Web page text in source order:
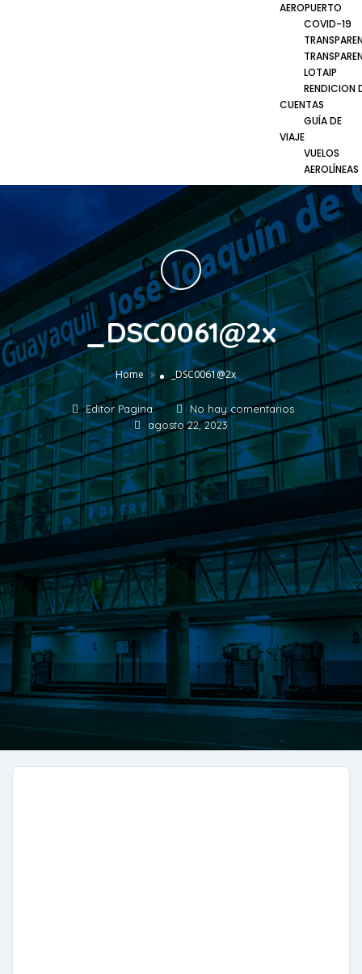
AEROPUERTO
COVID-19
LOTAIP
RENDICION
CUENTAS
GUÍA DE
VIAJE
VUELOS
AEROLÍNEAS
_DSC0061@2x
Home » _DSC0061@2x
Editor Pagina
No hay comentarios
agosto 22, 2023